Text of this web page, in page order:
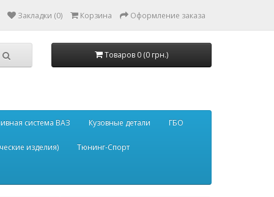
Закладки (0) Корзина Оформление заказа
Товаров 0 (0 грн.)
система ВАЗ Кузовные детали ГБО
изделия) Тюнинг-Спорт